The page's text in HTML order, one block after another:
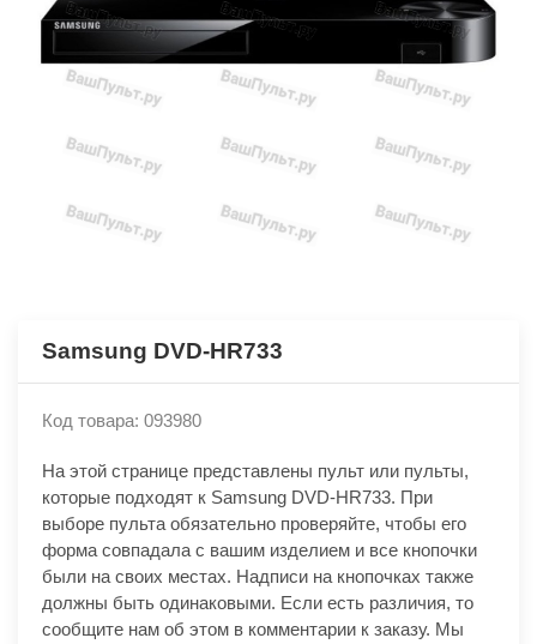
Samsung DVD-HR733
Код товара: 093980
На этой странице представлены пульт или пульты,
которые подходят к Samsung DVD-HR733. При
выборе пульта обязательно проверяйте, чтобы его
форма совпадала с вашим изделием и все кнопочки
были на своих местах. Надписи на кнопочках также
должны быть одинаковыми. Если есть различия, то
сообщите нам об этом в комментарии к заказу. Мы